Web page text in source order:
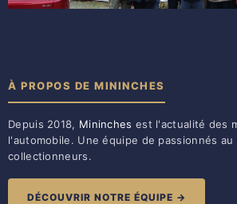
À PROPOS DE MININCHES
Depuis 2018, Mininches est l'actualité des
l'automobile. Une équipe de passionnés au
collectionneurs.
DÉCOUVRIR NOTRE ÉQUIPE →